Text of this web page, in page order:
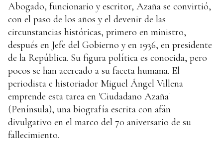
Abogado, funcionario y escritor, Azaña se convirtió,
con el paso de los años y el devenir de las
circunstancias históricas, primero en ministro,
después en Jefe del Gobierno y en 1936, en presidente
de la República. Su figura política es conocida, pero
pocos se han acercado a su faceta humana. El
periodista e historiador Miguel Ángel Villena
emprende esta tarea en 'Ciudadano Azaña'
(Península), una biografía escrita con afán
divulgativo en el marco del 70 aniversario de su
fallecimiento.